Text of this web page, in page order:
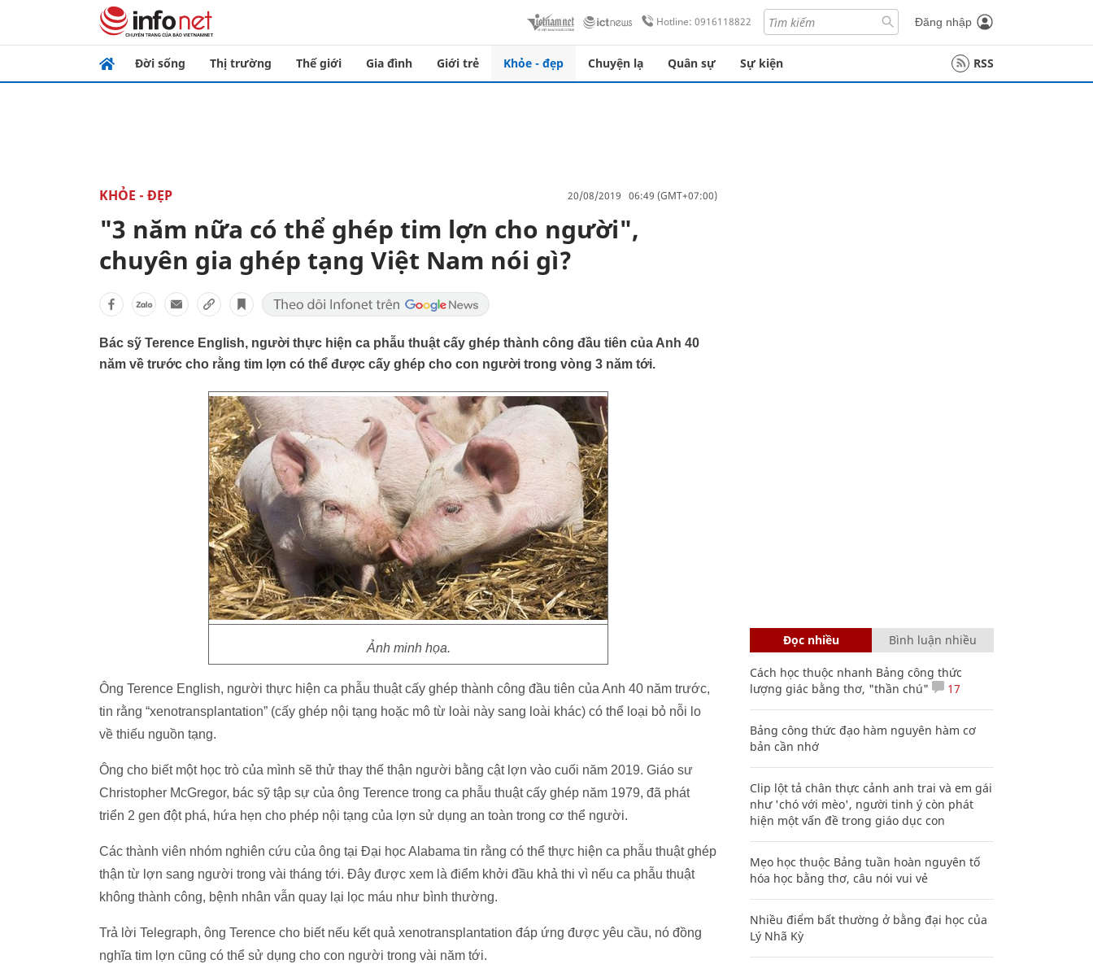
Hotline: 0916118822 Đăng nhập
Đời sống Thị trường Thế giới Gia đình Giới trẻ Khỏe - đẹp Chuyện lạ Quân sự Sự kiện RSS
KHỎE - ĐẸP 20/08/2019 06:49 (GMT+07:00)
"3 năm nữa có thể ghép tim lợn cho người",
chuyên gia ghép tạng Việt Nam nói gì?
Bác sỹ Terence English, người thực hiện ca phẫu thuật cấy ghép thành công đầu tiên của Anh 40
năm về trước cho rằng tim lợn có thể được cấy ghép cho con người trong vòng 3 năm tới.
Ảnh minh họa.
Ông Terence English, người thực hiện ca phẫu thuật cấy ghép thành công đầu tiên của Anh 40 năm trước,
tin rằng “xenotransplantation” (cấy ghép nội tạng hoặc mô từ loài này sang loài khác) có thể loại bỏ nỗi lo
về thiếu nguồn tạng.
Ông cho biết một học trò của mình sẽ thử thay thế thận người bằng cật lợn vào cuối năm 2019. Giáo sư
Christopher McGregor, bác sỹ tập sự của ông Terence trong ca phẫu thuật cấy ghép năm 1979, đã phát
triển 2 gen đột phá, hứa hẹn cho phép nội tạng của lợn sử dụng an toàn trong cơ thể người.
Các thành viên nhóm nghiên cứu của ông tại Đại học Alabama tin rằng có thể thực hiện ca phẫu thuật ghép
thận từ lợn sang người trong vài tháng tới. Đây được xem là điểm khởi đầu khả thi vì nếu ca phẫu thuật
không thành công, bệnh nhân vẫn quay lại lọc máu như bình thường.
Trả lời Telegraph, ông Terence cho biết nếu kết quả xenotransplantation đáp ứng được yêu cầu, nó đồng
nghĩa tim lợn cũng có thể sử dụng cho con người trong vài năm tới.
Đọc nhiều Bình luận nhiều
Cách học thuộc nhanh Bảng công thức
lượng giác bằng thơ, "thần chú"
17
Bảng công thức đạo hàm nguyên hàm cơ
bản cần nhớ
Clip lột tả chân thực cảnh anh trai và em gái
như 'chó với mèo', người tinh ý còn phát
hiện một vấn đề trong giáo dục con
Mẹo học thuộc Bảng tuần hoàn nguyên tố
hóa học bằng thơ, câu nói vui vẻ
Nhiều điểm bất thường ở bằng đại học của
Lý Nhã Kỳ